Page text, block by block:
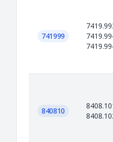
741999
840810